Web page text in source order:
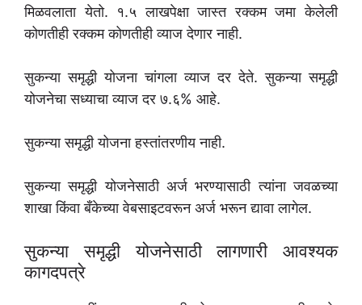
मिळवलाता येतो. १.५ लाखपेक्षा जास्त रक्कम जमा केलेली
कोणतीही रक्कम कोणतीही व्याज देणार नाही.
सुकन्या समृद्धी योजना चांगला व्याज दर देते. सुकन्या समृद्धी
योजनेचा सध्याचा व्याज दर ७.६% आहे.
सुकन्या समृद्धी योजना हस्तांतरणीय नाही.
सुकन्या समृद्धी योजनेसाठी अर्ज भरण्यासाठी त्यांना जवळच्या
शाखा किंवा बँकेच्या वेबसाइटवरून अर्ज भरून द्यावा लागेल.
सुकन्या समृद्धी योजनेसाठी लागणारी आवश्यक
कागदपत्रे